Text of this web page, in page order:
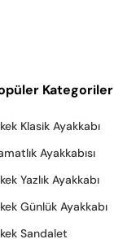
Kategoriler
Klasik Ayakkabı
Ayakkabısı
Yazlık Ayakkabı
Günlük Ayakkabı
Sandalet